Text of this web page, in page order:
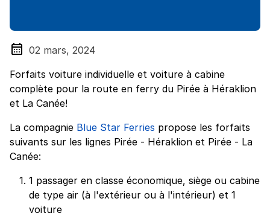
02 mars, 2024
Forfaits voiture individuelle et voiture à cabine
complète pour la route en ferry du Pirée à Héraklion
et La Canée!
La compagnie Blue Star Ferries propose les forfaits
suivants sur les lignes Pirée - Héraklion et Pirée - La
Canée:
1 passager en classe économique, siège ou cabine
de type air (à l'extérieur ou à l'intérieur) et 1
voiture